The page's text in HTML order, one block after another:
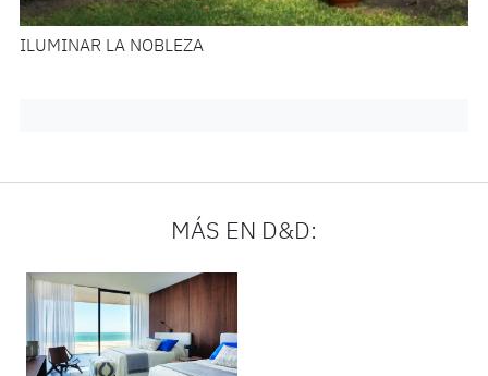
ILUMINAR LA NOBLEZA
MÁS EN D&D: